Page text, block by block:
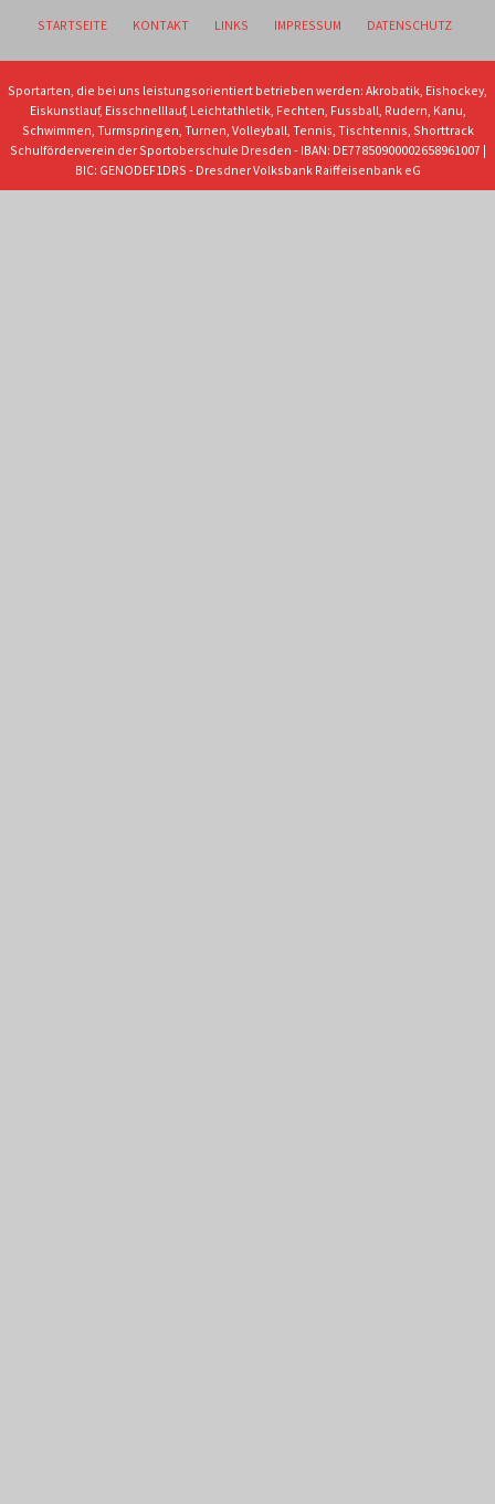
STARTSEITE KONTAKT LINKS IMPRESSUM DATENSCHUTZ
Sportarten, die bei uns leistungsorientiert betrieben werden: Akrobatik, Eishockey,
Eiskunstlauf, Eisschnelllauf, Leichtathletik, Fechten, Fussball, Rudern, Kanu,
Schwimmen, Turmspringen, Turnen, Volleyball, Tennis, Tischtennis, Shorttrack
Schulförderverein der Sportoberschule Dresden - IBAN: DE77850900002658961007 |
BIC: GENODEF1DRS - Dresdner Volksbank Raiffeisenbank eG